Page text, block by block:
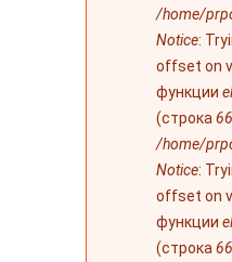
/home/
Notice:
offset on
функции
(строка
/home/
Notice:
offset on
функции
(строка